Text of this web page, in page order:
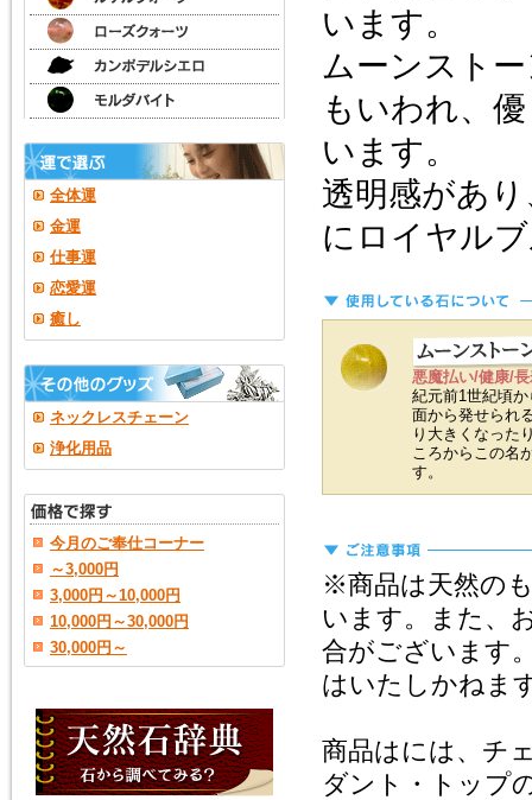
全体運
金運
仕事運
恋愛運
癒し
ネックレスチェーン
浄化用品
今月のご奉仕コーナー
～3,000円
3,000円～10,000円
10,000円～30,000円
30,000円～
います。
ムーンスト
もいわれ、
います。
透明感があ
にロイヤル
悪魔払い/健康/
紀元前1世紀頃
面から発せられ
り大きくなった
ころからこの名
す。
※商品は天然の
います。また、
合がございます
はいたしかねま
商品はには、チ
ダント・トップ